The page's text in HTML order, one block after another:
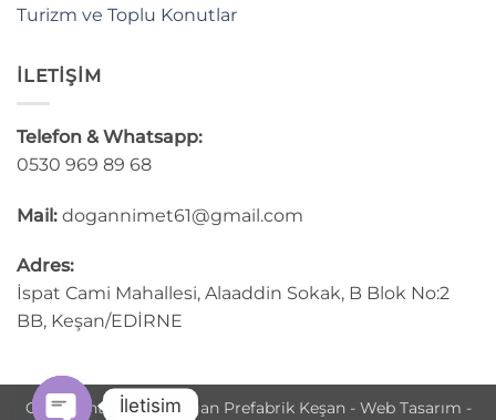
Turizm ve Toplu Konutlar
İLETİŞİM
Telefon & Whatsapp:
0530 969 89 68
Mail: dogannimet61@gmail.com
Adres:
İspat Cami Mahallesi, Alaaddin Sokak, B Blok No:2
BB, Keşan/EDİRNE
Copyright © 2025 Doğan Prefabrik Keşan - Web Tasarım -
İletisim